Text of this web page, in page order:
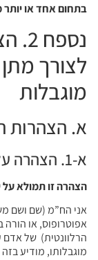
בתחום אחד או יותר
לצורך
מוגבלות
א. הצהרות
א-1. הצהרה על היעדרות
הצהרה זו תמולא על
אני הח”מ (שם ושם
אפוטרופוס, או
הרלוונטית) של אדם
מוגבלותו, מודיע